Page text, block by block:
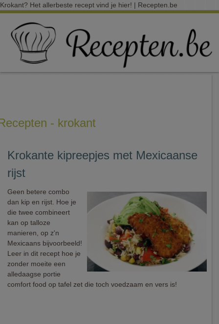
Krokant? Het allerbeste recept vind je hier! | Recepten.be
- krokant
Krokante kipreepjes met Mexicaanse
rijst
Geen betere combo
dan kip en rijst. Hoe je
die twee combineert
kan op talloze
manieren, op z'n
Mexicaans bijvoorbeeld!
Leer in dit recept hoe je
zonder moeite een
alledaagse portie
comfort food op tafel zet die toch voedzaam en vers is!